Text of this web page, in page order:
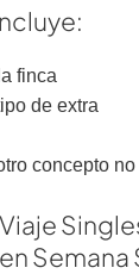
finca
de extra
concepto
Semana